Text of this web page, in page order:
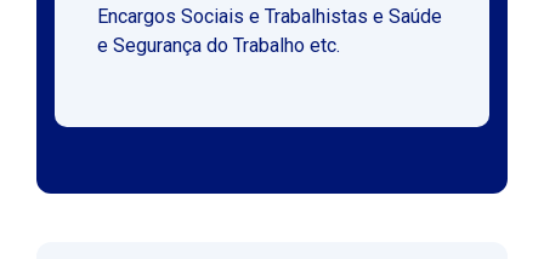
Encargos Sociais e Trabalhistas e Saúde
e Segurança do Trabalho etc.